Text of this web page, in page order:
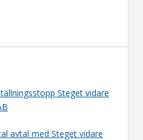
Steget vidare
avtal med Steget vidare